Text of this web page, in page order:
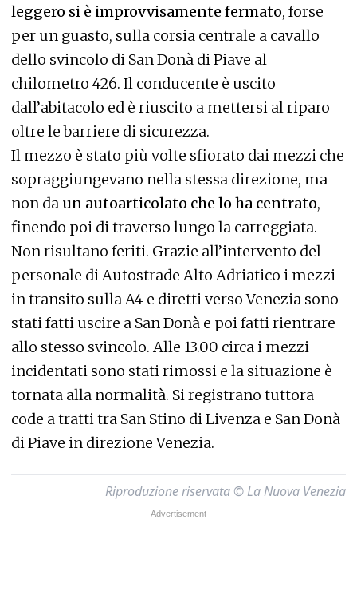
leggero si è improvvisamente fermato, forse
per un guasto, sulla corsia centrale a cavallo
dello svincolo di San Donà di Piave al
chilometro 426. Il conducente è uscito
dall’abitacolo ed è riuscito a mettersi al riparo
oltre le barriere di sicurezza.
Il mezzo è stato più volte sfiorato dai mezzi che
sopraggiungevano nella stessa direzione, ma
non da un autoarticolato che lo ha centrato,
finendo poi di traverso lungo la carreggiata.
Non risultano feriti. Grazie all’intervento del
personale di Autostrade Alto Adriatico i mezzi
in transito sulla A4 e diretti verso Venezia sono
stati fatti uscire a San Donà e poi fatti rientrare
allo stesso svincolo. Alle 13.00 circa i mezzi
incidentati sono stati rimossi e la situazione è
tornata alla normalità. Si registrano tuttora
code a tratti tra San Stino di Livenza e San Donà
di Piave in direzione Venezia.
Riproduzione riservata © La Nuova Venezia